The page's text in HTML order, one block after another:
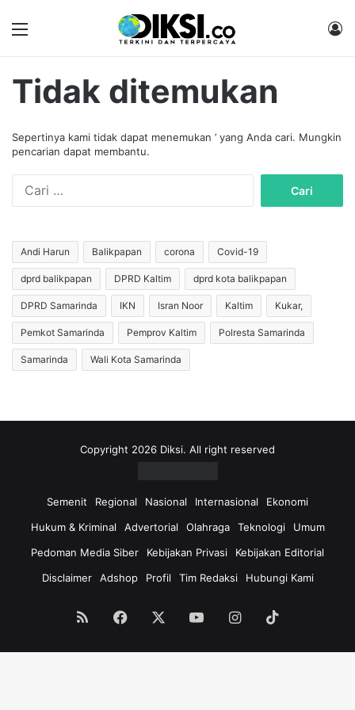
Tidak ditemukan
Sepertinya kami tidak dapat menemukan ’ yang Anda cari. Mungkin
pencarian dapat membantu.
u
n
t
u
k
:
Andi Harun Balikpapan corona Covid-19
dprd balikpapan DPRD Kaltim dprd kota balikpapan
DPRD Samarinda IKN Isran Noor Kaltim Kukar,
Pemkot Samarinda Pemprov Kaltim Polresta Samarinda
Samarinda Wali Kota Samarinda
Copyright 2026 Diksi. All right reserved
Semenit Regional Nasional Internasional
Ekonomi
Hukum & Kriminal
Advertorial Olahraga Teknologi
Umum
Pedoman Media Siber
Kebijakan Privasi
Kebijakan Editorial
Disclaimer
Adshop Profil Tim Redaksi Hubungi Kami
RSS Facebook YouTubeInstagram